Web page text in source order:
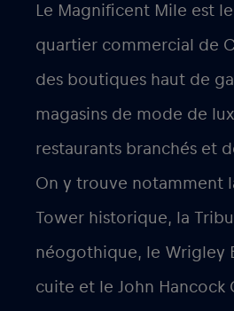
Le Magnificent Mile est
quartier commercial de
des boutiques haut de
magasins de mode de
restaurants branchés et
On y trouve notamment
Tower historique, la
néogothique, le Wrigley
cuite et le John Hancock